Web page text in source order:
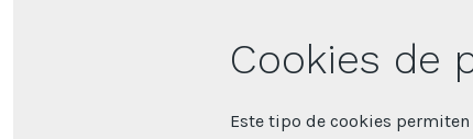
Cookies de
Este tipo de cookies